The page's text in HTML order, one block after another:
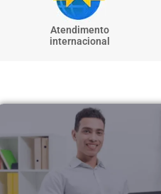
Atendimento
internacional